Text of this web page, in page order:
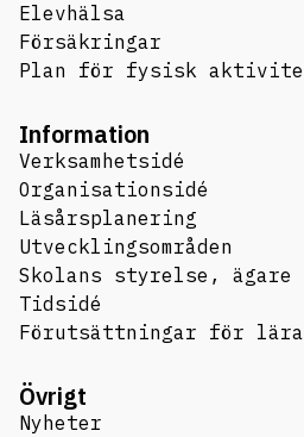
Elevhälsa
Försäkringar
Plan för fysisk
Information
Verksamhetsidé
Organisationsidé
Läsårsplanering
Utvecklingsområden
Skolans styrelse,
Tidsidé
Förutsättningar för
Övrigt
Nyheter